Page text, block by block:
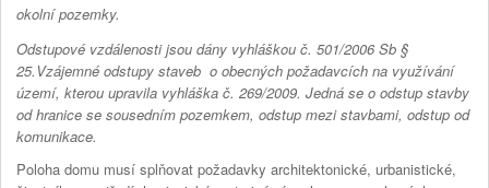
okolní pozemky.
Odstupové vzdálenosti jsou dány vyhláškou č. 501/2006 Sb §
25.Vzájemné odstupy staveb o obecných požadavcích na využívání
území, kterou upravila vyhláška č. 269/2009. Jedná se o odstup stavby
od hranice se sousedním pozemkem, odstup mezi stavbami, odstup od
komunikace.
Poloha domu musí splňovat požadavky architektonické, urbanistické,